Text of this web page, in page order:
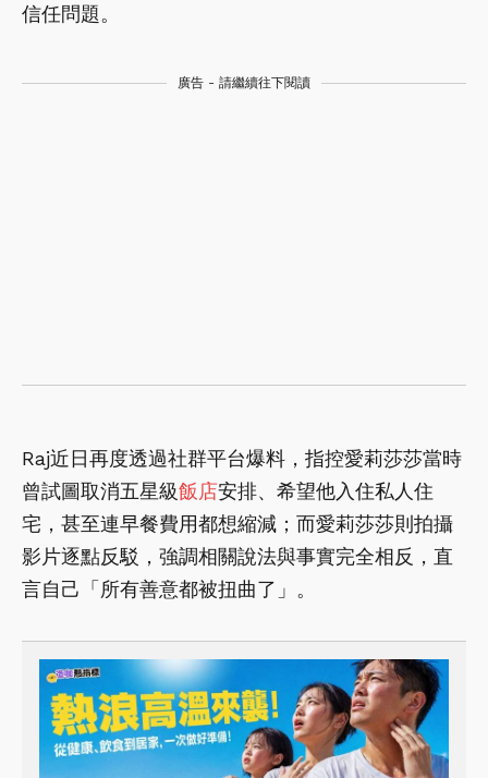
信任問題。
廣告 - 請繼續往下閱讀
Raj近日再度透過社群平台爆料，指控愛莉莎莎當時
曾試圖取消五星級飯店安排、希望他入住私人住
宅，甚至連早餐費用都想縮減；而愛莉莎莎則拍攝
影片逐點反駁，強調相關說法與事實完全相反，直
言自己「所有善意都被扭曲了」。